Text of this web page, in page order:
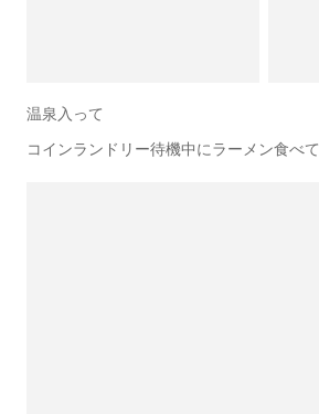
温泉入って
コインランドリー待機中にラーメン食べて